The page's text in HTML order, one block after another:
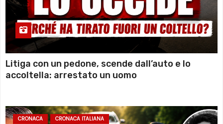
Litiga con un pedone, scende dall’auto e lo
accoltella: arrestato un uomo
CRONACA CRONACA ITALIANA